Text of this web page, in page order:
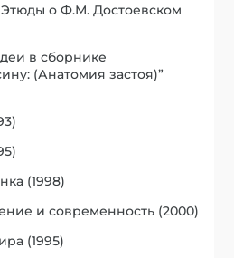
Этюды о Ф.М. Достоевском
в сборнике
(Анатомия застоя)”
(1998)
и современность (2000)
(1995)